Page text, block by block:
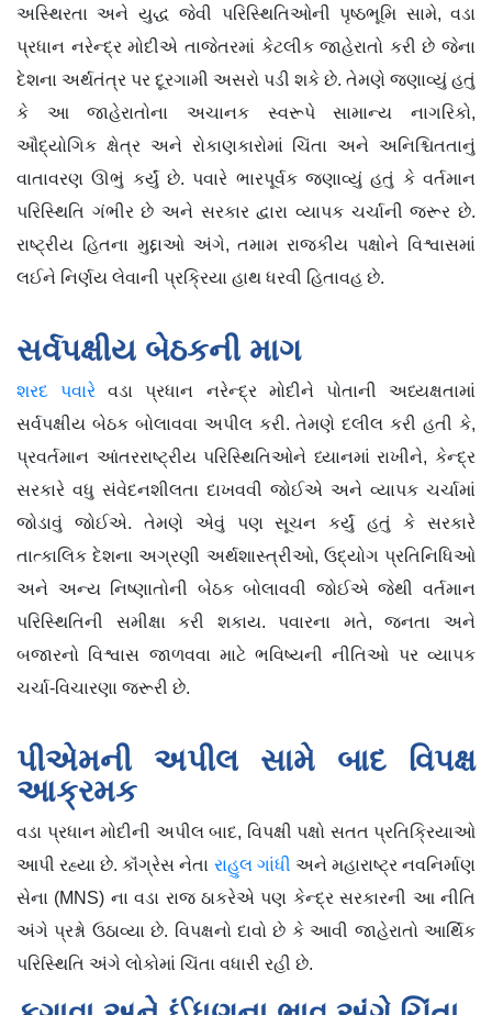
અસ્થિરતા અને યુદ્ધ જેવી પરિસ્થિતિઓની પૃષ્ઠભૂમિ સામે, વડા
પ્રધાન નરેન્દ્ર મોદીએ તાજેતરમાં કેટલીક જાહેરાતો કરી છે જેના
દેશના અર્થતંત્ર પર દૂરગામી અસરો પડી શકે છે. તેમણે જણાવ્યું હતું
કે આ જાહેરાતોના અચાનક સ્વરૂપે સામાન્ય નાગરિકો,
ઔદ્યોગિક ક્ષેત્ર અને રોકાણકારોમાં ચિંતા અને અનિશ્ચિતતાનું
વાતાવરણ ઊભું કર્યું છે. પવારે ભારપૂર્વક જણાવ્યું હતું કે વર્તમાન
પરિસ્થિતિ ગંભીર છે અને સરકાર દ્વારા વ્યાપક ચર્ચાની જરૂર છે.
રાષ્ટ્રીય હિતના મુદ્દાઓ અંગે, તમામ રાજકીય પક્ષોને વિશ્વાસમાં
લઈને નિર્ણય લેવાની પ્રક્રિયા હાથ ધરવી હિતાવહ છે.
સર્વપક્ષીય બેઠકની માગ
શરદ પવારેવડા પ્રધાન નરેન્દ્ર મોદીને પોતાની અધ્યક્ષતામાં
સર્વપક્ષીય બેઠક બોલાવવા અપીલ કરી. તેમણે દલીલ કરી હતી કે,
પ્રવર્તમાન આંતરરાષ્ટ્રીય પરિસ્થિતિઓને ધ્યાનમાં રાખીને, કેન્દ્ર
સરકારે વધુ સંવેદનશીલતા દાખવવી જોઈએ અને વ્યાપક ચર્ચામાં
જોડાવું જોઈએ. તેમણે એવું પણ સૂચન કર્યું હતું કે સરકારે
તાત્કાલિક દેશના અગ્રણી અર્થશાસ્ત્રીઓ, ઉદ્યોગ પ્રતિનિધિઓ
અને અન્ય નિષ્ણાતોની બેઠક બોલાવવી જોઈએ જેથી વર્તમાન
પરિસ્થિતિની સમીક્ષા કરી શકાય. પવારના મતે, જનતા અને
બજારનો વિશ્વાસ જાળવવા માટે ભવિષ્યની નીતિઓ પર વ્યાપક
ચર્ચા-વિચારણા જરૂરી છે.
પીએમની અપીલ સામે બાદ વિપક્ષ
આક્રમક
વડા પ્રધાન મોદીની અપીલ બાદ, વિપક્ષી પક્ષો સતત પ્રતિક્રિયાઓ
આપી રહ્યા છે. કૉંગ્રેસ નેતા રાહુલ ગાંધી અને મહારાષ્ટ્ર નવનિર્માણ
સેના (MNS) ના વડા રાજ ઠાકરેએ પણ કેન્દ્ર સરકારની આ નીતિ
અંગે પ્રશ્નો ઉઠાવ્યા છે. વિપક્ષનો દાવો છે કે આવી જાહેરાતો આર્થિક
પરિસ્થિતિ અંગે લોકોમાં ચિંતા વધારી રહી છે.